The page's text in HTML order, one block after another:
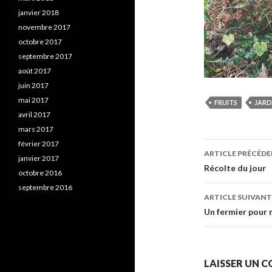
FRUITS
des
articles
ARTICLE
Récolte du jour
ARTICLE SUIVANT
Un fermier pour
LAISSER UN
janvier 2018
novembre 2017
octobre 2017
septembre 2017
août 2017
juin 2017
mai 2017
avril 2017
mars 2017
février 2017
janvier 2017
octobre 2016
septembre 2016